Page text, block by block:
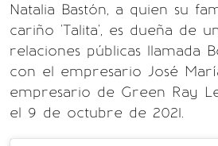
Natalia Bastón, a quien su
cariño 'Talita', es dueña de
relaciones públicas llamada
con el empresario José
empresario de Green Ray
el 9 de octubre de 2021.